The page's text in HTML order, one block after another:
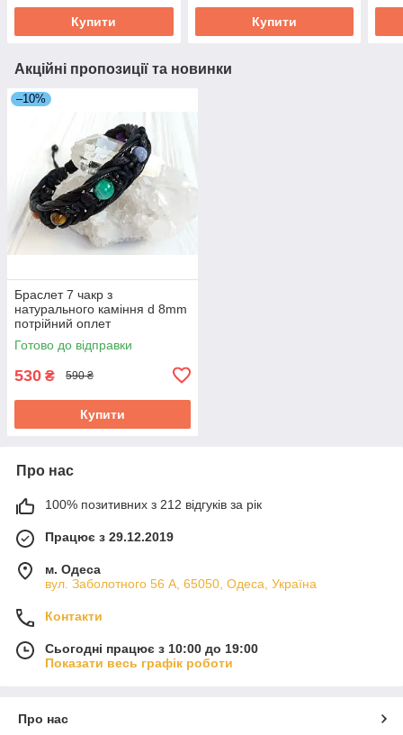
Купити Купити
Акційні пропозиції та новинки
–10%
Браслет 7 чакр з
натурального каміння d 8mm
потрійний оплет
Готово до відправки
530 ₴ 590 ₴
Купити
Про нас
100% позитивних з 212 відгуків за рік
Працює з 29.12.2019
м. Одеса
вул. Заболотного 56 А, 65050, Одеса, Україна
Контакти
Сьогодні працює з 10:00 до 19:00
Показати весь графік роботи
Про нас